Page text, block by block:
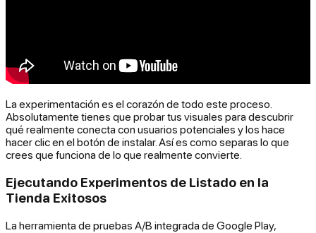
La experimentación es el corazón de todo este proceso.
Absolutamente tienes que probar tus visuales para descubrir
qué realmente conecta con usuarios potenciales y los hace
hacer clic en el botón de instalar. Así es como separas lo que
crees que funciona de lo que realmente convierte.
Ejecutando Experimentos de Listado en la
Tienda Exitosos
La herramienta de pruebas A/B integrada de Google Play,